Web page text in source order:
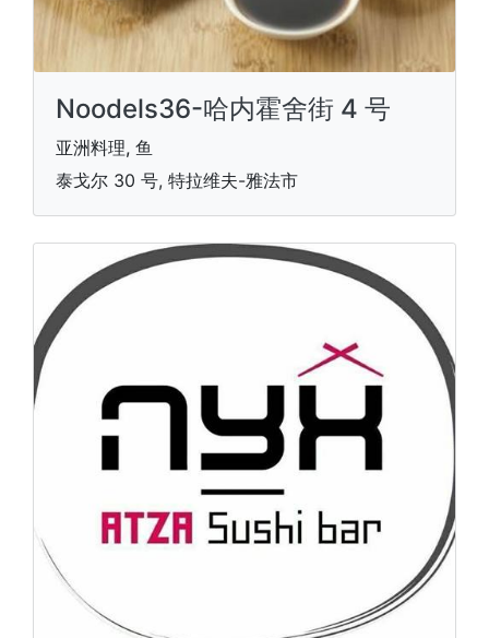
Noodels36-哈内霍舍街 4 号
亚洲料理, 鱼
泰戈尔 30 号, 特拉维夫-雅法市